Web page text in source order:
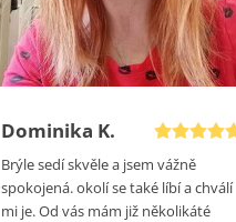
Dominika K.
Brýle sedí skvěle a jsem vážně
spokojená. okolí se také líbí a chválí
mi je. Od vás mám již několikáté